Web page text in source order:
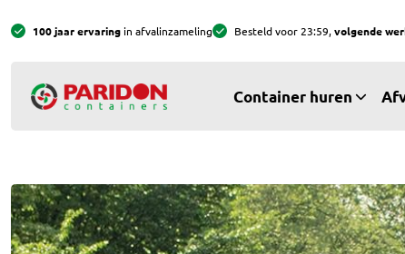
100 jaar ervaring in afvalinzameling Besteld voor 23:59,volgende
Container huren